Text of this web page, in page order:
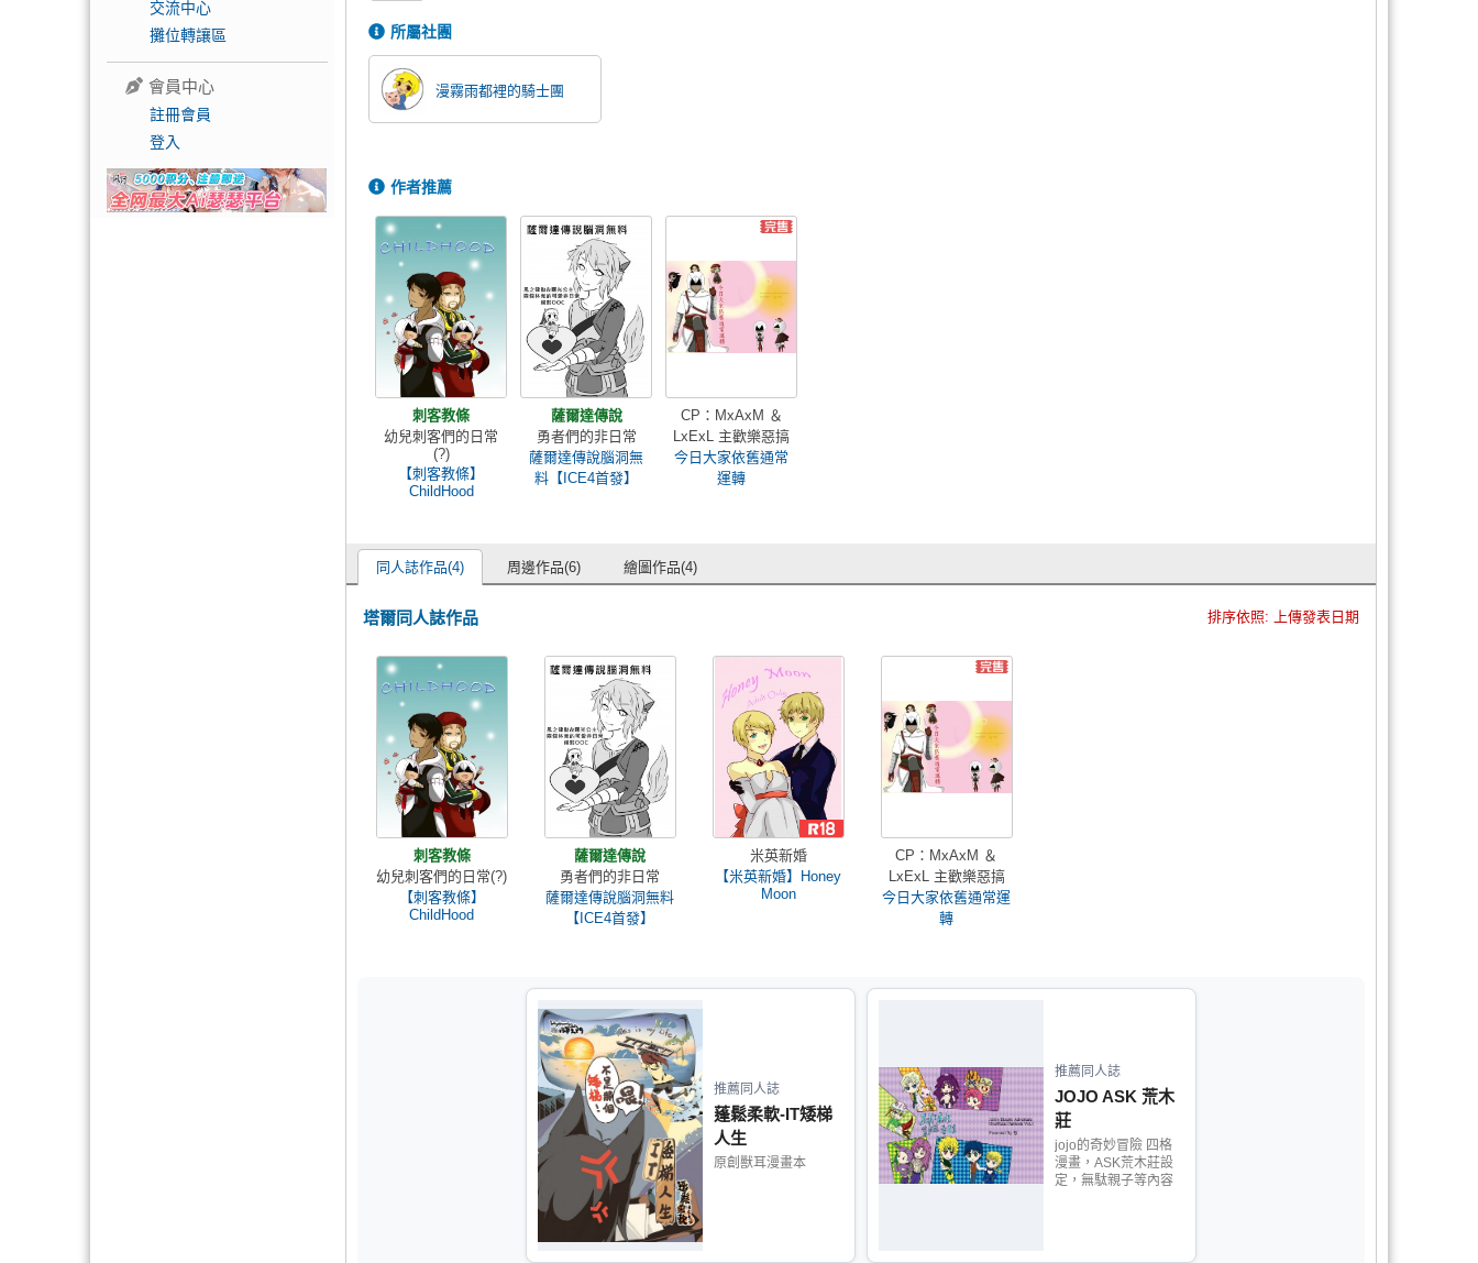
交流中心
攤位轉讓區
會員中心
註冊會員
登入
所屬社團
漫霧雨都裡的騎士團
作者推薦
刺客教條
幼兒刺客們的日常
(?)
【刺客教條】
ChildHood
薩爾達傳說
勇者們的非日常
薩爾達傳說腦洞無
料【ICE4首發】
CP：MxAxM ＆
LxExL 主歡樂惡搞
今日大家依舊通常
運轉
同人誌作品(4) 周邊作品(6) 繪圖作品(4)
塔爾同人誌作品 排序依照: 上傳發表日期
刺客教條
幼兒刺客們的日常(?)
【刺客教條】
ChildHood
薩爾達傳說
勇者們的非日常
薩爾達傳說腦洞無料
【ICE4首發】
米英新婚
【米英新婚】Honey
Moon
CP：MxAxM ＆
LxExL 主歡樂惡搞
今日大家依舊通常運
轉
推薦同人誌
蓬鬆柔軟-IT矮梯
人生
原創獸耳漫畫本
推薦同人誌
JOJO ASK 荒木
莊
jojo的奇妙冒險 四格
漫畫，ASK荒木莊設
定，無駄親子等內容